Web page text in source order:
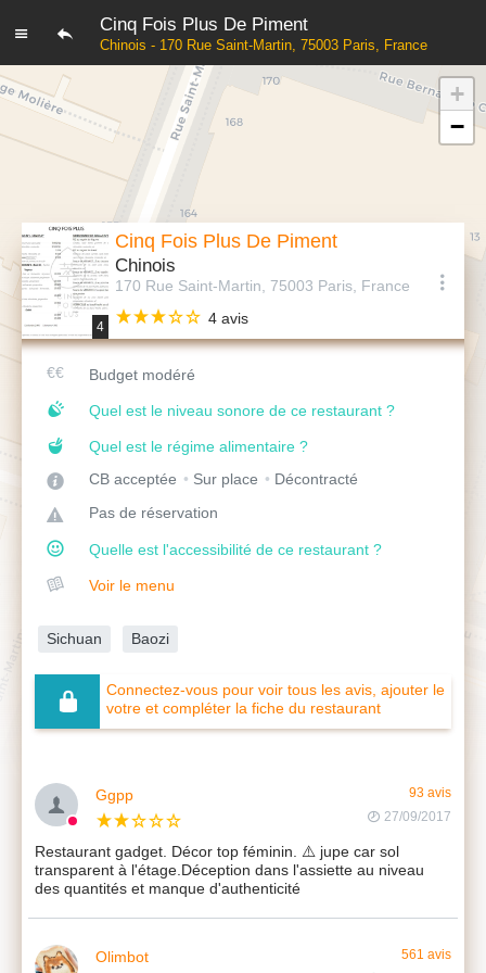
Cinq Fois Plus De Piment
Chinois - 170 Rue Saint-Martin, 75003 Paris, France
4
Cinq Fois Plus De Piment
Chinois
170 Rue Saint-Martin, 75003 Paris, France
4 avis
Budget modéré
Quel est le niveau sonore de ce restaurant ?
Quel est le régime alimentaire ?
CB acceptée
Sur place
Décontracté
Pas de réservation
Quelle est l'accessibilité de ce restaurant ?
Voir le menu
Sichuan Baozi
Connectez-vous pour voir tous les avis, ajouter le
votre et compléter la fiche du restaurant
Ggpp
93 avis
27/09/2017
Restaurant gadget. Décor top féminin. ⚠️ jupe car sol
transparent à l'étage.Déception dans l'assiette au niveau
des quantités et manque d'authenticité
Olimbot
561 avis
+
−